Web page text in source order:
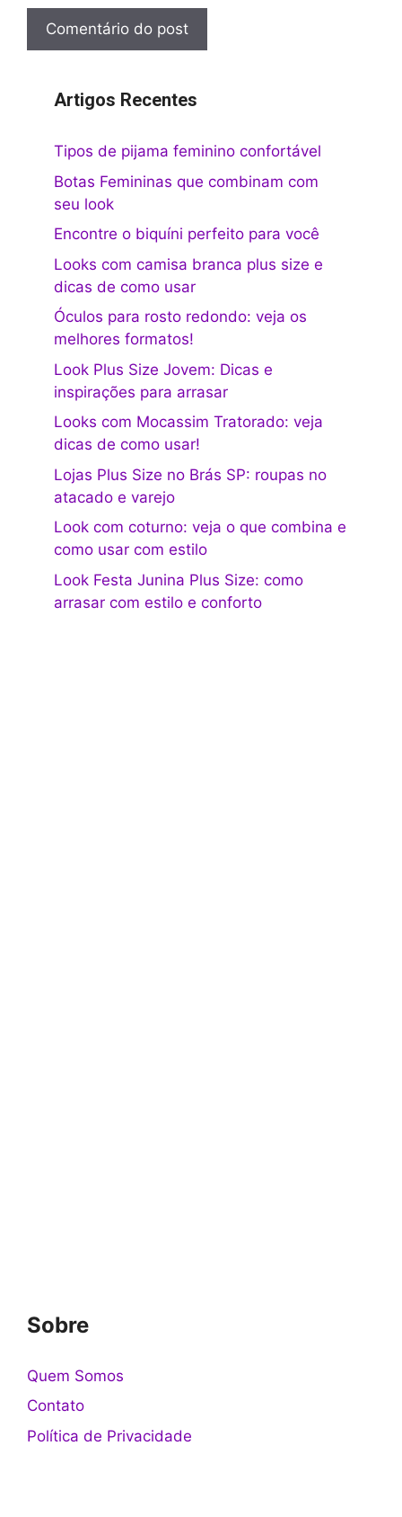
Artigos Recentes
Tipos de pijama feminino confortável
Botas Femininas que combinam com
seu look
Encontre o biquíni perfeito para você
Looks com camisa branca plus size e
dicas de como usar
Óculos para rosto redondo: veja os
melhores formatos!
Look Plus Size Jovem: Dicas e
inspirações para arrasar
Looks com Mocassim Tratorado: veja
dicas de como usar!
Lojas Plus Size no Brás SP: roupas no
atacado e varejo
Look com coturno: veja o que combina e
como usar com estilo
Look Festa Junina Plus Size: como
arrasar com estilo e conforto
Sobre
Quem Somos
Contato
Política de Privacidade